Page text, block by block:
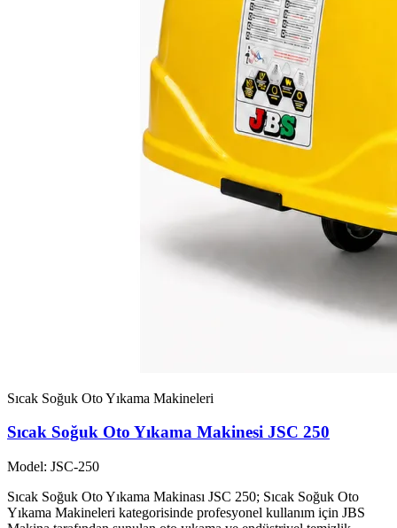
Sıcak Soğuk Oto Yıkama Makineleri
Sıcak Soğuk Oto Yıkama Makinesi JSC 250
Model: JSC-250
Sıcak Soğuk Oto Yıkama Makinası JSC 250; Sıcak Soğuk Oto
Yıkama Makineleri kategorisinde profesyonel kullanım için JBS